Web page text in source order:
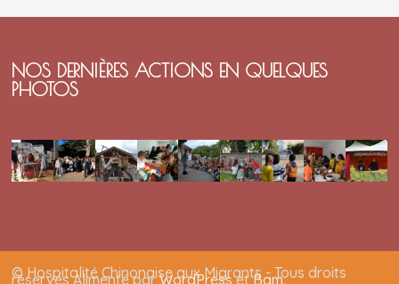
NOS DERNIÈRES ACTIONS EN QUELQUES
PHOTOS
© Hospitalité Chinonaise aux Migrants - Tous droits
réservés Alimenté parWordPressetBam.